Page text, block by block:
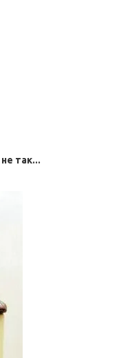
так...